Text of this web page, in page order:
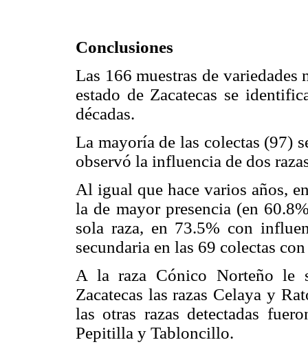
Conclusiones
Las 166 muestras de variedades
estado de Zacatecas se
décadas.
La mayoría de las colectas (97)
observó la influencia de dos
Al igual que hace varios años,
la de mayor presencia (en
sola raza, en 73.5% con
secundaria en las 69 colectas
A la raza Cónico Norteño le
Zacatecas las razas Celaya y
las otras razas detectadas
Pepitilla y Tabloncillo.